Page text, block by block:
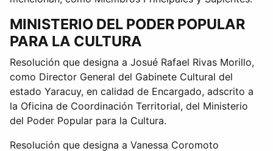
MINISTERIO DEL PODER POPULAR
PARA LA CULTURA
Resolución que designa a Josué Rafael Rivas Morillo,
como Director General del Gabinete Cultural del
estado Yaracuy, en calidad de Encargado, adscrito a
la Oficina de Coordinación Territorial, del Ministerio
del Poder Popular para la Cultura.
Resolución que designa a Vanessa Coromoto